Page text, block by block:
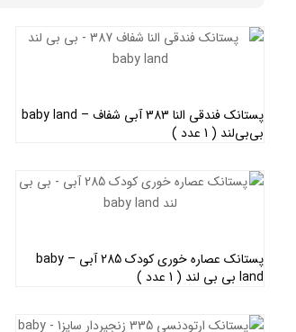
اطلاعات بیشتر
پستانک فندقی النا 383 آبی شفاف – baby land
بی‌بی‌لند ( 1 عدد )
اطلاعات بیشتر
پستانک عصاره خوری کودک 285 آبی – baby
land بی بی لند ( 1 عدد )